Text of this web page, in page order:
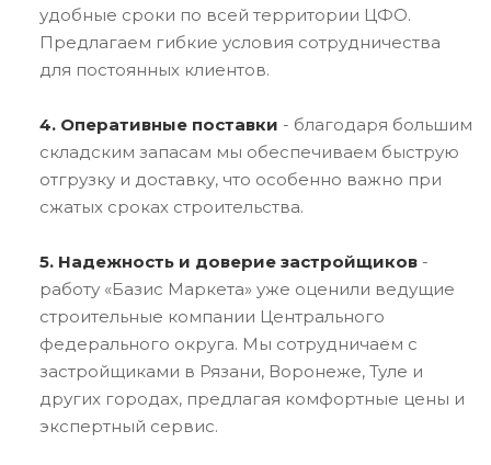
удобные сроки по всей территории ЦФО.
Предлагаем гибкие условия сотрудничества
для постоянных клиентов.
4. Оперативные поставки - благодаря большим
складским запасам мы обеспечиваем быструю
отгрузку и доставку, что особенно важно при
сжатых сроках строительства.
5. Надежность и доверие застройщиков -
работу «Базис Маркета» уже оценили ведущие
строительные компании Центрального
федерального округа. Мы сотрудничаем с
застройщиками в Рязани, Воронеже, Туле и
других городах, предлагая комфортные цены и
экспертный сервис.